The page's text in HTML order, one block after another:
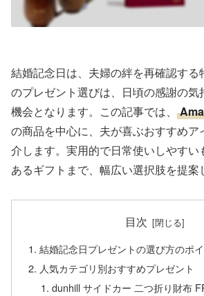
結婚記念日は、夫婦の絆を再確認す
のプレゼント選びは、日頃の感謝の気
機会となります。この記事では、
の商品を中心に、夫が喜ぶおすすめア
介します。実用的で日常使いしやす
あるギフトまで、幅広い選択肢を提案
目次
結婚記念日プレゼントの選び方のポ
人気カテゴリ別おすすめプレゼント
dunhill サイドカー 二つ折り財布